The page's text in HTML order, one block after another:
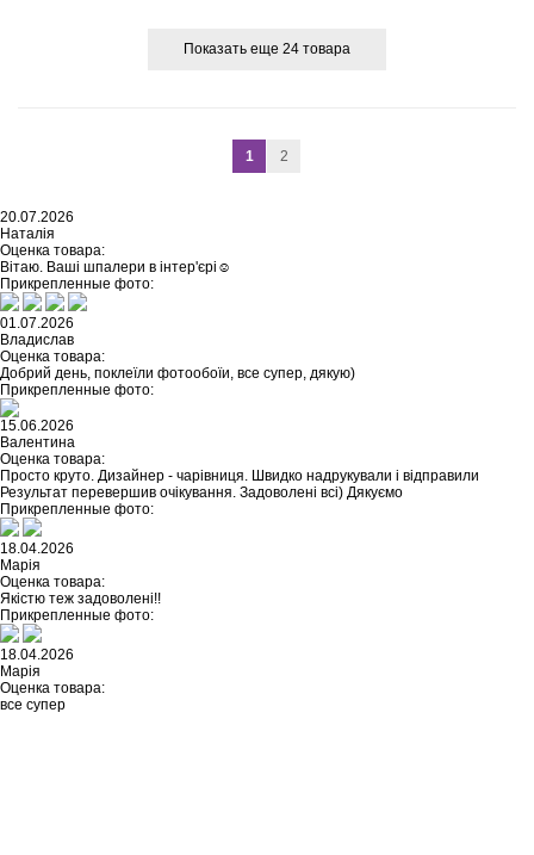
Показать еще 24 товара
1 2
20.07.2026
Наталія
Оценка товара:
Вітаю. Ваші шпалери в інтер'єрі☺️
Прикрепленные фото:
01.07.2026
Владислав
Оценка товара:
Добрий день, поклеїли фотообоїи, все супер, дякую)
Прикрепленные фото:
15.06.2026
Валентина
Оценка товара:
Просто круто. Дизайнер - чарівниця. Швидко надрукували і відправили
Результат перевершив очікування. Задоволені всі) Дякуємо
Прикрепленные фото:
18.04.2026
Марія
Оценка товара:
Якістю теж задоволені!!
Прикрепленные фото:
18.04.2026
Марія
Оценка товара:
все супер